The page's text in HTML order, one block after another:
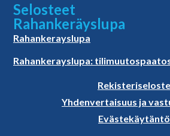
Selosteet
Rahankeräyslupa
Rahankerayslupa
Rahankerayslupa:
Rekisteriseloste
Yhdenvertaisuus ja
Evästekäytäntö